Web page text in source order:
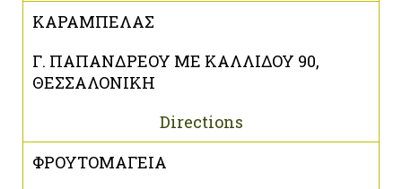
ΚΑΡΑΜΠΕΛΑΣ
Γ. ΠΑΠΑΝΔΡΕΟΥ ΜΕ ΚΑΛΛΙΔΟΥ 90,
ΘΕΣΣΑΛΟΝΙΚΗ
Directions
ΦΡΟΥΤΟΜΑΓΕΙΑ